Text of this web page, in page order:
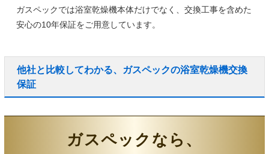
ガスペックでは浴室乾燥機本体だけでなく、交換工事を含めた
安心の10年保証をご用意しています。
他社と比較してわかる、ガスペックの浴室乾燥機交換
保証
ガスペックなら、